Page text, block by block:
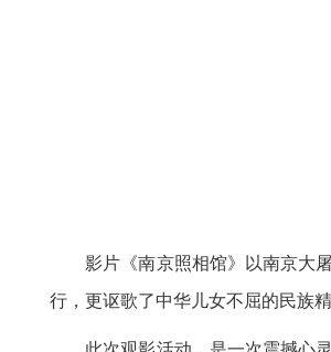
影片《南京照相馆》以南京大屠
行，更讴歌了中华儿女不屈的民族